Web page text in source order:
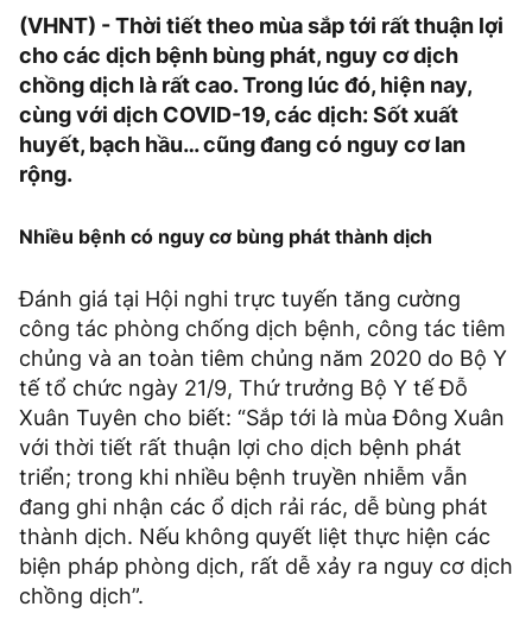
(VHNT) - Thời tiết theo mùa sắp tới rất thuận lợi
cho các dịch bệnh bùng phát, nguy cơ dịch
chồng dịch là rất cao. Trong lúc đó, hiện nay,
cùng với dịch COVID-19, các dịch: Sốt xuất
huyết, bạch hầu… cũng đang có nguy cơ lan
rộng.
Nhiều bệnh có nguy cơ bùng phát thành dịch
Đánh giá tại Hội nghi trực tuyến tăng cường
công tác phòng chống dịch bệnh, công tác tiêm
chủng và an toàn tiêm chủng năm 2020 do Bộ Y
tế tổ chức ngày 21/9, Thứ trưởng Bộ Y tế Đỗ
Xuân Tuyên cho biết: “Sắp tới là mùa Đông Xuân
với thời tiết rất thuận lợi cho dịch bệnh phát
triển; trong khi nhiều bệnh truyền nhiễm vẫn
đang ghi nhận các ổ dịch rải rác, dễ bùng phát
thành dịch. Nếu không quyết liệt thực hiện các
biện pháp phòng dịch, rất dễ xảy ra nguy cơ dịch
chồng dịch”.